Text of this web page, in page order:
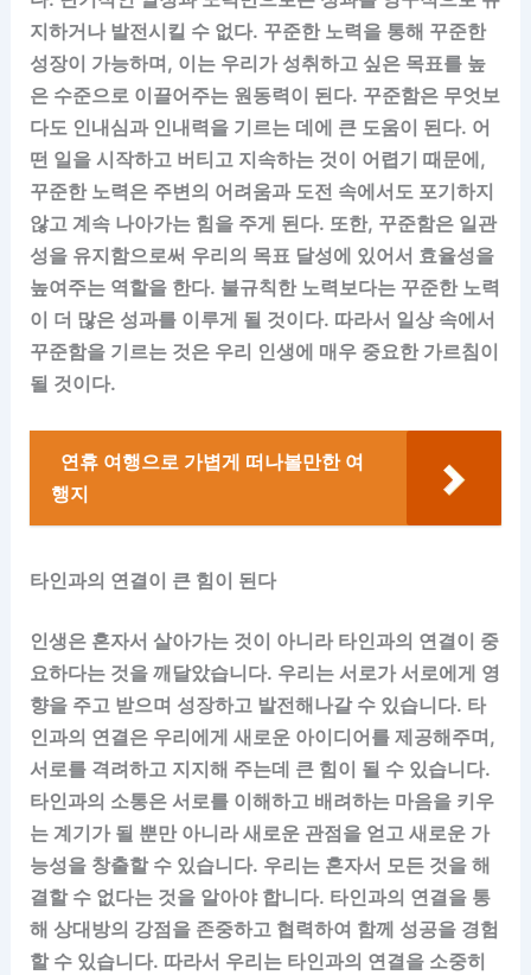
지하거나 발전시킬 수 없다. 꾸준한 노력을 통해 꾸준한
성장이 가능하며, 이는 우리가 성취하고 싶은 목표를 높
은 수준으로 이끌어주는 원동력이 된다. 꾸준함은 무엇보
다도 인내심과 인내력을 기르는 데에 큰 도움이 된다. 어
떤 일을 시작하고 버티고 지속하는 것이 어렵기 때문에,
꾸준한 노력은 주변의 어려움과 도전 속에서도 포기하지
않고 계속 나아가는 힘을 주게 된다. 또한, 꾸준함은 일관
성을 유지함으로써 우리의 목표 달성에 있어서 효율성을
높여주는 역할을 한다. 불규칙한 노력보다는 꾸준한 노력
이 더 많은 성과를 이루게 될 것이다. 따라서 일상 속에서
꾸준함을 기르는 것은 우리 인생에 매우 중요한 가르침이
될 것이다.
연휴 여행으로 가볍게 떠나볼만한 여
행지
타인과의 연결이 큰 힘이 된다
인생은 혼자서 살아가는 것이 아니라 타인과의 연결이 중
요하다는 것을 깨달았습니다. 우리는 서로가 서로에게 영
향을 주고 받으며 성장하고 발전해나갈 수 있습니다. 타
인과의 연결은 우리에게 새로운 아이디어를 제공해주며,
서로를 격려하고 지지해 주는데 큰 힘이 될 수 있습니다.
타인과의 소통은 서로를 이해하고 배려하는 마음을 키우
는 계기가 될 뿐만 아니라 새로운 관점을 얻고 새로운 가
능성을 창출할 수 있습니다. 우리는 혼자서 모든 것을 해
결할 수 없다는 것을 알아야 합니다. 타인과의 연결을 통
해 상대방의 강점을 존중하고 협력하여 함께 성공을 경험
할 수 있습니다. 따라서 우리는 타인과의 연결을 소중히